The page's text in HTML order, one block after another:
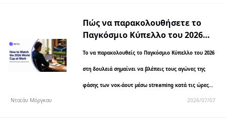
Πώς να παρακολουθήσετε το
Παγκόσμιο Κύπελλο του 2026
τις σημαντικές στιγμές)
Το να παρακολουθείς το Παγκόσμιο Κύπελλο του 2026
στη δουλειά σημαίνει να βλέπεις τους αγώνες της
φάσης των νοκ-άουτ μέσω streaming κατά τις ώρες
εργασίας. Μπορείς να χρησιμοποιήσεις την ασύρματη
Νταϊάν Μόργκαν 2026/07/07